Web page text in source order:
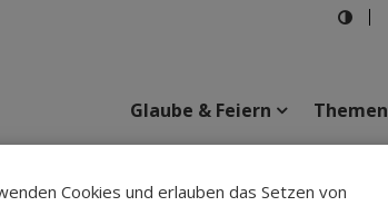
Glaube & Feiern Themen
Cookies und erlauben das Setzen von